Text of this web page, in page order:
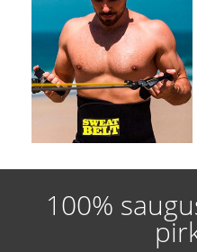
100%